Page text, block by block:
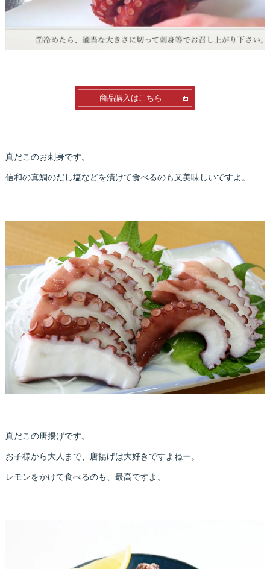
商品購入はこちら
真だこのお刺身です。
信和の真鯛のだし塩などを漬けて食べるのも又美味しいですよ。
真だこの唐揚げです。
お子様から大人まで、唐揚げは大好きですよねー。
レモンをかけて食べるのも、最高ですよ。